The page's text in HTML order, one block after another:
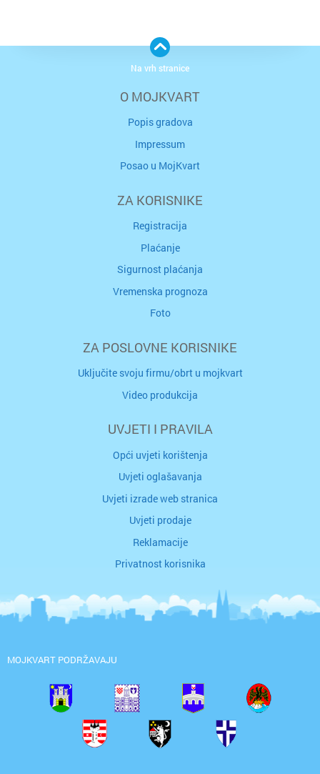
O MOJKVART
Popis gradova
Impressum
Posao u MojKvart
ZA KORISNIKE
Registracija
Plaćanje
Sigurnost plaćanja
Vremenska prognoza
Foto
ZA POSLOVNE KORISNIKE
Uključite svoju firmu/obrt u mojkvart
Video produkcija
UVJETI I PRAVILA
Opći uvjeti korištenja
Uvjeti oglašavanja
Uvjeti izrade web stranica
Uvjeti prodaje
Reklamacije
Privatnost korisnika
MOJKVART PODRŽAVAJU
Na vrh stranice